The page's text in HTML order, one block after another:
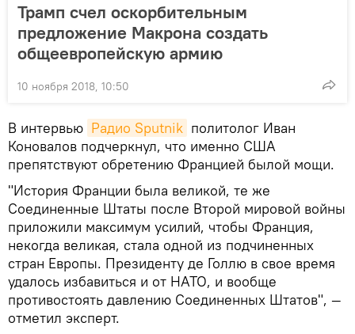
Трамп счел оскорбительным
предложение Макрона создать
общеевропейскую армию
10 ноября 2018, 10:50
В интервью Радио Sputnik политолог Иван
Коновалов подчеркнул, что именно США
препятствуют обретению Францией былой мощи.
"История Франции была великой, те же
Соединенные Штаты после Второй мировой войны
приложили максимум усилий, чтобы Франция,
некогда великая, стала одной из подчиненных
стран Европы. Президенту де Голлю в свое время
удалось избавиться и от НАТО, и вообще
противостоять давлению Соединенных Штатов", —
отметил эксперт.